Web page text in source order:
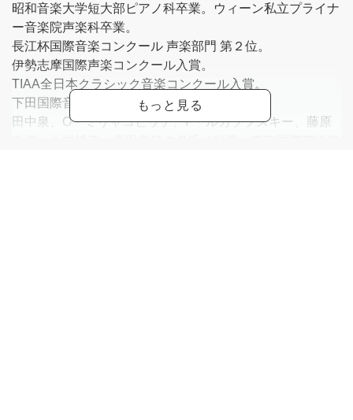
昭和音楽大学短大部ピアノ科卒業。ウィーン私立プライナ
ー音楽院声楽科卒業。
長江杯国際音楽コンクール 声楽部門 第２位。
伊勢志摩国際声楽コンクール入賞。
TIAA全日本クラシック音楽コンクール入賞。
下田国際音楽コンクール声楽の部入賞。
田中泉、O・ミリャコビッチ、F・ルカソフスキー、藤原